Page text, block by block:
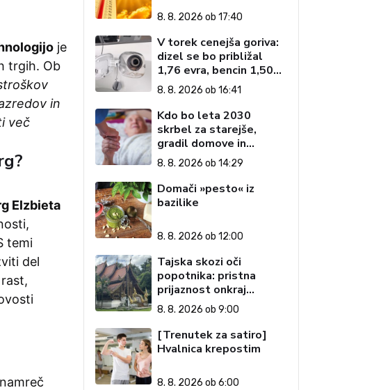
je
trgih. Ob
in
več
Elzbieta
temi
del
8. 8. 2026 ob 17:40
V torek cenejša goriva:
dizel se bo približal
1,76 evra, bencin 1,50
evra
8. 8. 2026 ob 16:41
Kdo bo leta 2030
skrbel za starejše,
gradil domove in
zagotavljal javne
storitve?
8. 8. 2026 ob 14:29
Domači »pesto« iz
bazilike
8. 8. 2026 ob 12:00
Tajska skozi oči
popotnika: pristna
prijaznost onkraj
razglednic (1. del)
8. 8. 2026 ob 9:00
[Trenutek za satiro]
Hvalnica krepostim
8. 8. 2026 ob 6:00